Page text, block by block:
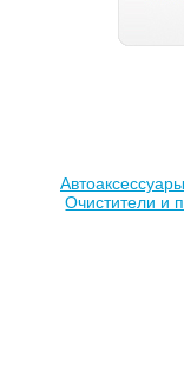
Автоаксессуары
Очистители и